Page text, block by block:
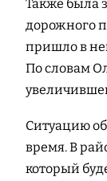
Также была
дорожного
пришло в
По словам
Ситуацию
время. В
который